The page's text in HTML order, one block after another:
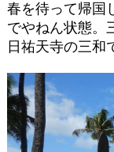
春を待って帰国
でやねん状態。
日祐天寺の三和